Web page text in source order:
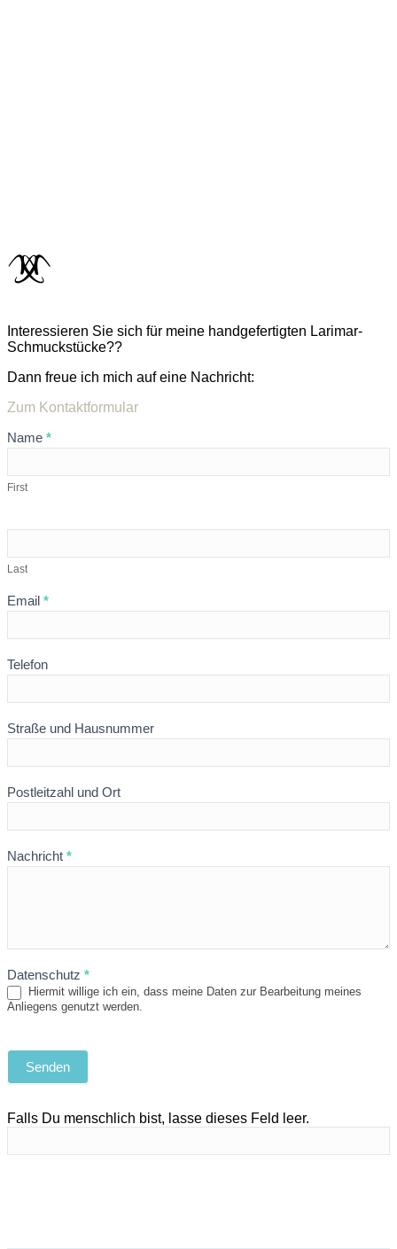
Interessieren Sie sich für meine handgefertigten Larimar-
Schmuckstücke??
Dann freue ich mich auf eine Nachricht:
Zum Kontaktformular
Formular
LARIMAR
PARAIBA
Name *
First
Last
Email *
Telefon
Straße und Hausnummer
Postleitzahl und Ort
Nachricht *
Datenschutz *
Hiermit willige ich ein, dass meine Daten zur Bearbeitung meines
Anliegens genutzt werden.
Senden
Falls Du menschlich bist, lasse dieses Feld leer.